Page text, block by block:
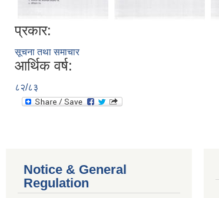
प्रकार:
सूचना तथा समाचार
आर्थिक वर्ष:
८२/८३
Notice & General
Regulation